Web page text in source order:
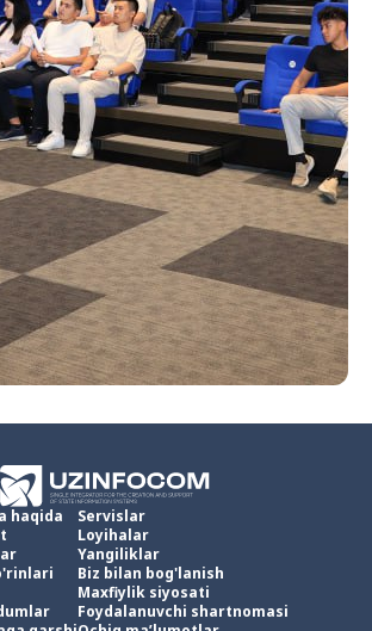
haqida
Servislar
Loyihalar
Yangiliklar
Biz bilan bog'lanish
Maxfiylik siyosati
Foydalanuvchi shartnomasi